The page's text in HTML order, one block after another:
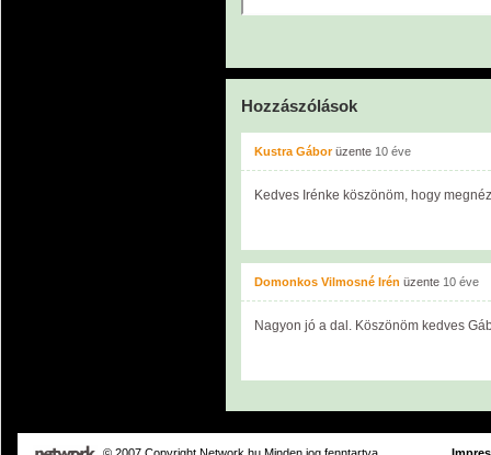
Hozzászólások
Kustra Gáborüzente 10 éve
Kedves Irénke köszönöm, hogy
Domonkos Vilmosné Irén üzente 10 éve
Nagyon jó a dal. Köszönöm kedves